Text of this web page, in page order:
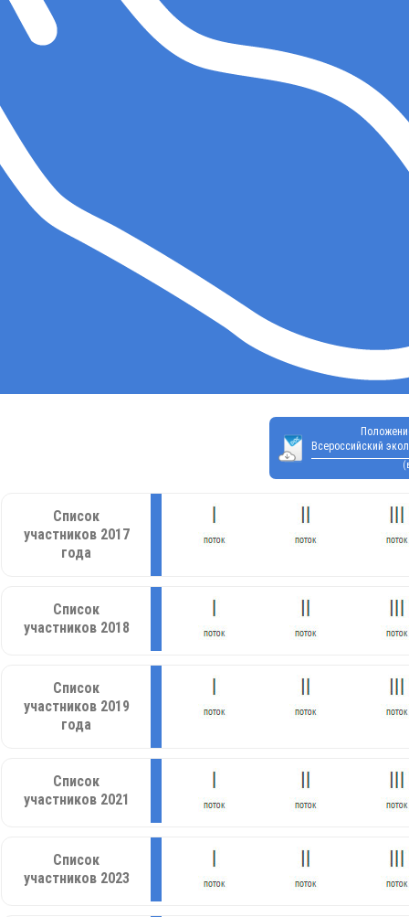
Всероссийский
Список
участников 2017
года
Список
участников 2018
Список
участников 2019
года
Список
участников 2021
Список
участников 2023